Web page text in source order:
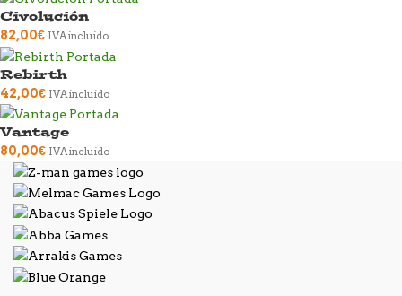
Civolución
82,00€ IVA incluido
Rebirth
42,00€ IVA incluido
Vantage
80,00€ IVA incluido